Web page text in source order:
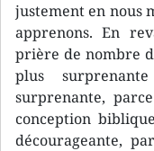
justement en nous
apprenons. En
prière de nombre
plus
surprenante,
conception
décourageante,